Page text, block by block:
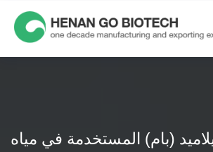
content
(بام) المستخدمة في مياه